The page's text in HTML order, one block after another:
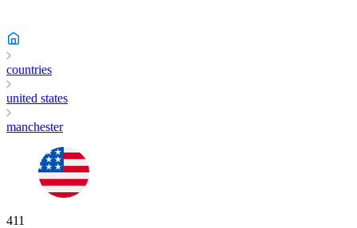
countries
united states
manchester
411